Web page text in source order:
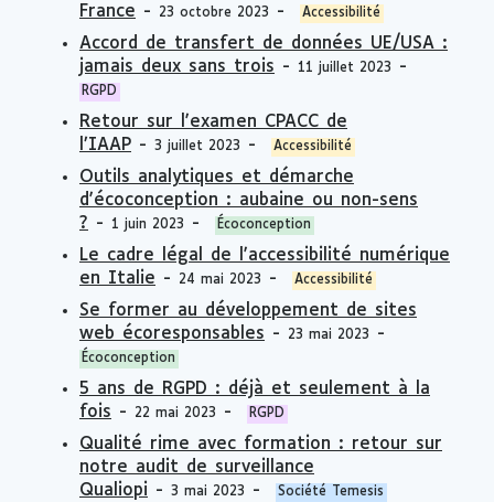
France - 23 octobre 2023 - Accessibilité
Accord de transfert de données UE/USA :
jamais deux sans trois - 11 juillet 2023 -
RGPD
Retour sur l'examen CPACC de
l’IAAP - 3 juillet 2023 - Accessibilité
Outils analytiques et démarche
d'écoconception : aubaine ou non-sens
? - 1 juin 2023 - Écoconception
Le cadre légal de l'accessibilité numérique
en Italie - 24 mai 2023 - Accessibilité
Se former au développement de sites
web écoresponsables - 23 mai 2023 -
Écoconception
5 ans de RGPD : déjà et seulement à la
fois - 22 mai 2023 - RGPD
Qualité rime avec formation : retour sur
notre audit de surveillance
Qualiopi - 3 mai 2023 - Société Temesis